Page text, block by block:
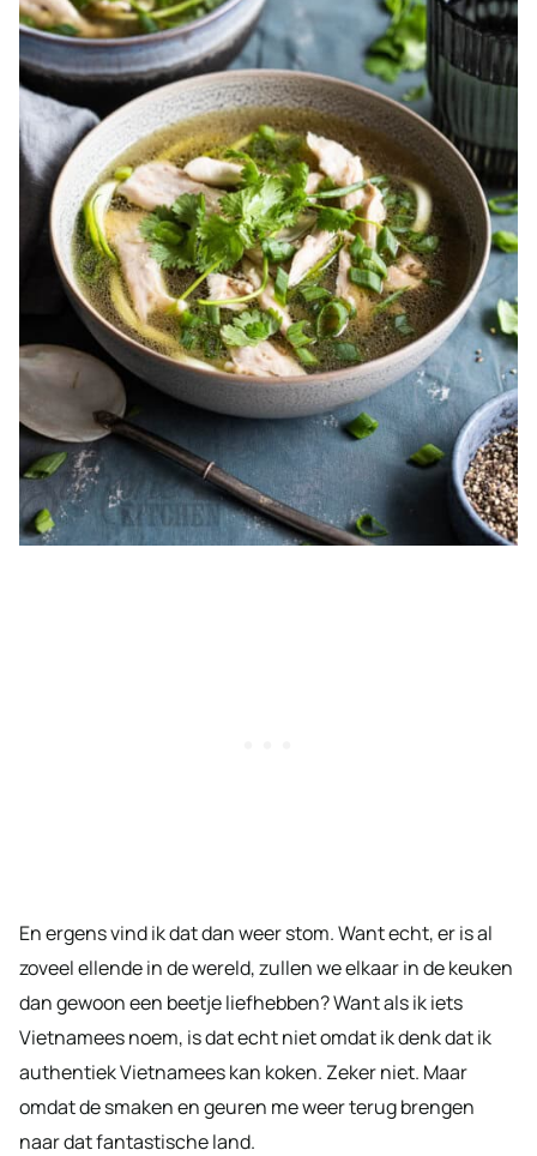
En ergens vind ik dat dan weer stom. Want echt, er is al
zoveel ellende in de wereld, zullen we elkaar in de keuken
dan gewoon een beetje liefhebben? Want als ik iets
Vietnamees noem, is dat echt niet omdat ik denk dat ik
authentiek Vietnamees kan koken. Zeker niet. Maar
omdat de smaken en geuren me weer terug brengen
naar dat fantastische land.